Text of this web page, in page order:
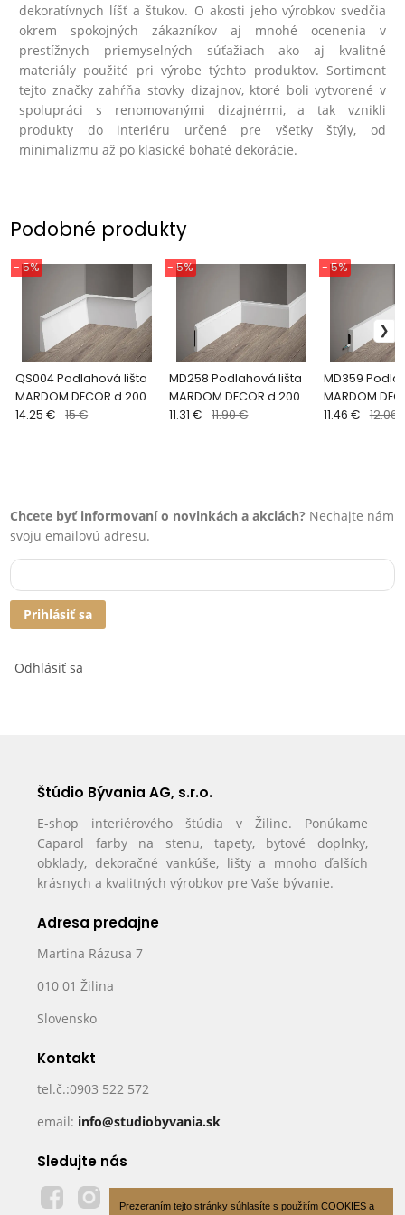
Prezeraním tejto stránky súhlasíte s použitím COOKIES a
dekoratívnych líšť a štukov. O akosti jeho výrobkov svedčia
okrem spokojných zákazníkov aj mnohé ocenenia v
prestížnych priemyselných súťažiach ako aj kvalitné
materiály použité pri výrobe týchto produktov. Sortiment
tejto značky zahŕňa stovky dizajnov, ktoré boli vytvorené v
spolupráci s renomovanými dizajnérmi, a tak vznikli
produkty do interiéru určené pre všetky štýly, od
minimalizmu až po klasické bohaté dekorácie.
Podobné produkty
QS004 Podlahová lišta
MARDOM DECOR d 200 x
v 10,8 x š 1,5 cm
- 5%
14.25 € 15 €
MD258 Podlahová lišta
MARDOM DECOR d 200 x
v 8,1 x š 1 cm
- 5%
11.31 € 11.90 €
MD359
MARDOM
v 7 x š 1,6 cm
- 5%
11.46 € 12.06
Chcete byť informovaní o novinkách a akciách? Nechajte nám
svoju emailovú adresu.
Prihlásiť sa
Odhlásiť sa
Štúdio Bývania AG, s.r.o.
E-shop interiérového štúdia v Žiline. Ponúkame
Caparol farby na stenu, tapety, bytové doplnky,
obklady, dekoračné vankúše, lišty a mnoho ďalších
krásnych a kvalitných výrobkov pre Vaše bývanie.
Adresa predajne
Martina Rázusa 7
010 01 Žilina
Slovensko
Kontakt
tel.č.:0903 522 572
email: info@studiobyvania.sk
Sledujte nás